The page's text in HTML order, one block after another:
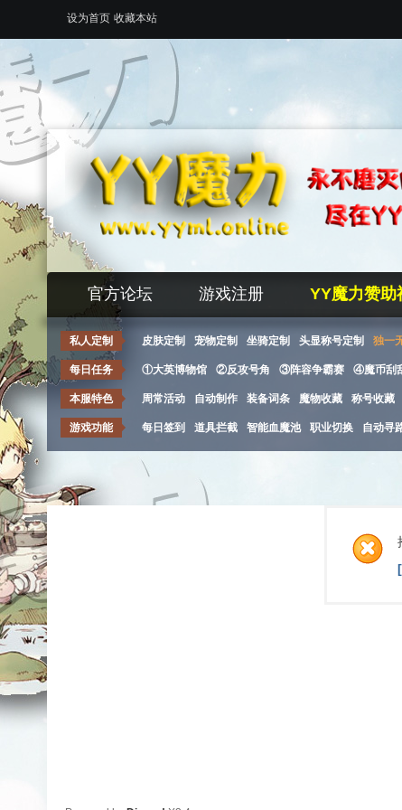
设为首页 收藏本站
官方论坛 游戏注册 YY魔力赞助
私人定制 皮肤定制 宠物定制 坐骑定制 头显称号定制 独一
每日任务 ①大英博物馆 ②反攻号角 ③阵容争霸赛 ④魔币刮
本服特色 周常活动 自动制作 装备词条 魔物收藏 称号收藏
游戏功能 每日签到 道具拦截 智能血魔池 职业切换 自动寻